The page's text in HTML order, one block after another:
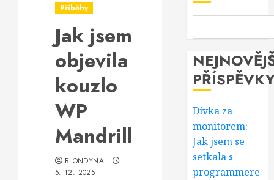
Příběhy
Jak jsem
objevila
kouzlo
WP
Mandrill
BLONDYNA
5. 12. 2025
Dívka za
monitorem:
Jak jsem se
setkala s
programmere